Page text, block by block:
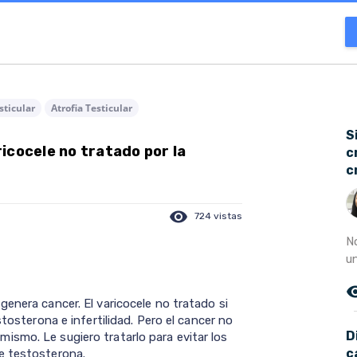
Atrofia Testicular
no tratado por la
visibility 724 vistas
cancer. El varicocele no tratado si
e infertilidad. Pero el cancer no
Le sugiero tratarlo para evitar los
testosterona.